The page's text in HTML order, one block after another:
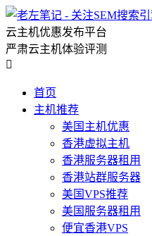
云主机优惠发布平台
严肃云主机体验评测

首页
主机推荐
美国主机优惠
香港虚拟主机
香港服务器租用
香港站群服务器
美国VPS推荐
美国服务器租用
便宜香港VPS